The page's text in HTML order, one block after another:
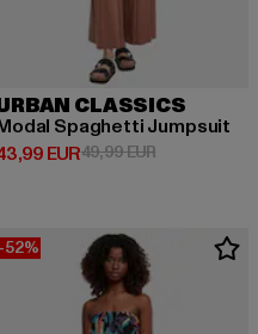
EUR
CLASSICS
Spaghetti Jumpsuit
EURPreis: 43,99 EUR
49,99 EURAktionspreis:
-52%